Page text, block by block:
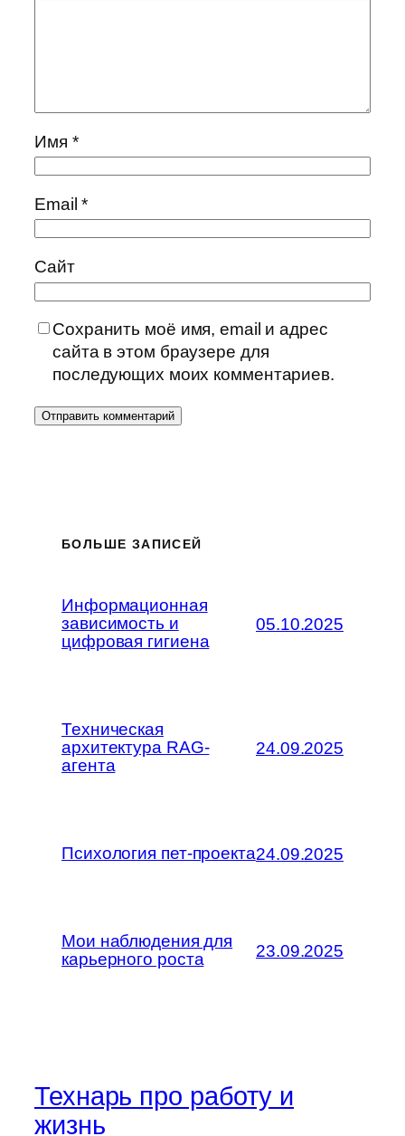
Имя *
Email*
Сайт
Сохранить моё имя, email и адрес
сайта в этом браузере для
последующих моих комментариев.
БОЛЬШЕ ЗАПИСЕЙ
Информационная
зависимость и
цифровая гигиена
05.10.2025
Техническая
архитектура RAG-
агента
24.09.2025
Психология пет-проекта24.09.2025
Мои наблюдения для
карьерного роста
23.09.2025
Технарь про работу и
жизнь